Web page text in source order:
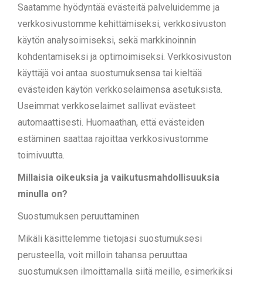
Saatamme hyödyntää evästeitä palveluidemme ja
verkkosivustomme kehittämiseksi, verkkosivuston
käytön analysoimiseksi, sekä markkinoinnin
kohdentamiseksi ja optimoimiseksi. Verkkosivuston
käyttäjä voi antaa suostumuksensa tai kieltää
evästeiden käytön verkkoselaimensa asetuksista.
Useimmat verkkoselaimet sallivat evästeet
automaattisesti. Huomaathan, että evästeiden
estäminen saattaa rajoittaa verkkosivustomme
toimivuutta.
Millaisia oikeuksia ja vaikutusmahdollisuuksia
minulla on?
Suostumuksen peruuttaminen
Mikäli käsittelemme tietojasi suostumuksesi
perusteella, voit milloin tahansa peruuttaa
suostumuksen ilmoittamalla siitä meille, esimerkiksi